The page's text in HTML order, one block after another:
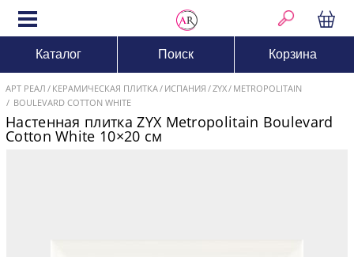
Каталог Поиск Корзина
АРТ РЕАЛ КЕРАМИЧЕСКАЯ ПЛИТКА ИСПАНИЯ ZYX METROPOLITAIN
BOULEVARD COTTON WHITE
Настенная плитка ZYX Metropolitain Boulevard
Cotton White 10×20 см